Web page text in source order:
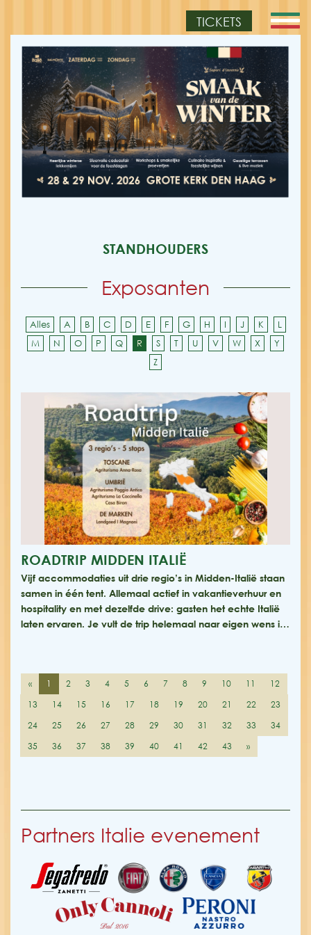
TICKETS
STANDHOUDERS
Exposanten
Alles A B C D E F G H I J K
L
M
N O P Q R S T U V W X
Y
Z
ROADTRIP MIDDEN ITALIË
Vijf accommodaties uit drie regio’s in Midden-Italië staan
samen in één tent. Allemaal actief in vakantieverhuur en
hospitality en met dezelfde drive: gasten het echte Italië
laten ervaren. Je vult de trip helemaal naar eigen wens i…
« 1 2 3 4 5 6 7 8 9 10 11
12
13
14 15 16 17 18 19 20 21 22
23
24
25 26 27 28 29 30 31 32 33
34
35
36 37 38 39 40 41 42 43 »
Partners Italie evenement